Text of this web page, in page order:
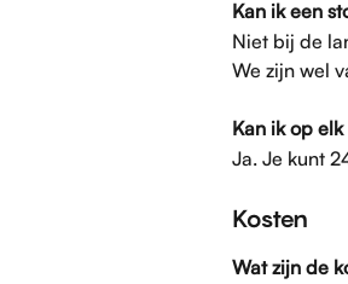
Kan ik een
Niet bij de
We zijn wel
Kan ik op
Ja. Je kunt
Kosten
Wat zijn de